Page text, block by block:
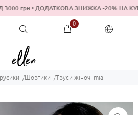
3000 грн • ДОДАТКОВА ЗНИЖКА -20%
0
Шортики Труси жіночі mia